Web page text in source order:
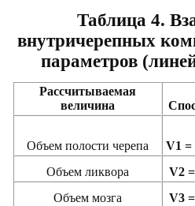
Таблица 4.
внутричерепных
параметров
Рассчитываемая
величина
Объем полости черепа
V1 =
Объем ликвора
V2
Объем мозга
V3